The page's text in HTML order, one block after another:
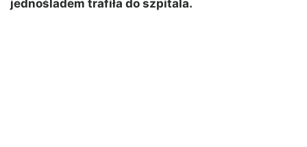
jednośladem trafiła do szpitala.